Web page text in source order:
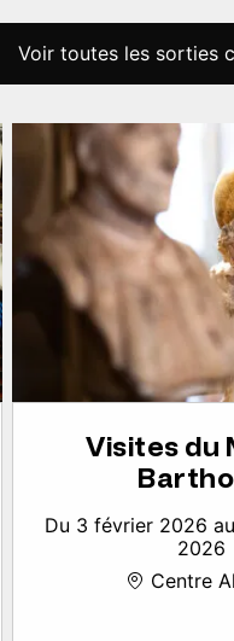
Voir toutes les sorties
Visites du
Du 3 février 2026
2026
Centre